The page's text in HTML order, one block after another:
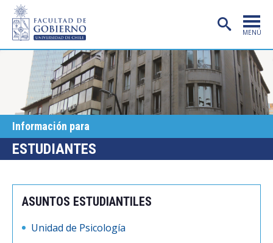
MENÚ
PORTADA
FACULTAD
CARRERAS
POSTGRADO
EXTENSIÓN
Información para
ESTUDIANTES
ASUNTOS ESTUDIANTILES
Unidad de Psicología